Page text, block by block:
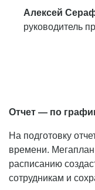
Алексей
руководитель
Отчет — по
На подготовку
времени. Мегаплан
расписанию
сотрудникам и